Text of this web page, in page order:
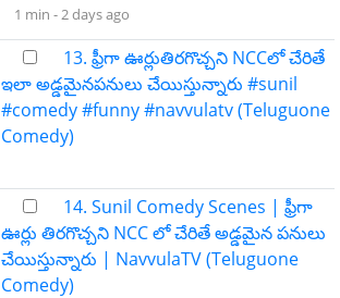
1 min -2 days ago
13. ఫ్రీగా ఊర్లుతిరగొచ్చని NCCలో చేరితే
ఇలా అడ్డమైనపనులు చేయిస్తున్నారు #sunil
#comedy #funny #navvulatv (Teluguone
Comedy)
14. Sunil Comedy Scenes | ఫ్రీగా
ఊర్లు తిరగొచ్చని NCC లో చేరితే అడ్డమైన పనులు
చేయిస్తున్నారు | NavvulaTV (Teluguone
Comedy)